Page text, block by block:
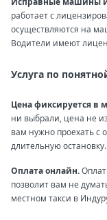
работает с
осуществляются на
Водители имеют
Услуга по
Цена фиксируется в
ни выбрали, цена не
вам нужно проехать с
длительную остановку.
Оплата онлайн.
позволит вам не
местном такси в